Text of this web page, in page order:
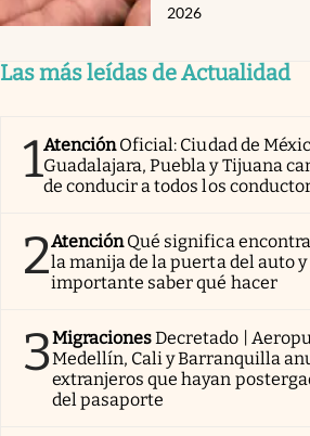
2026
Las más leídas de Actualidad
1AtenciónOficial: Ciudad de
Guadalajara, Puebla y Tijuana
de conducir a todos los
2AtenciónQué significa
la manija de la puerta del auto y
importante saber qué hacer
3MigracionesDecretado |
Medellín, Cali y Barranquilla
extranjeros que hayan
del pasaporte